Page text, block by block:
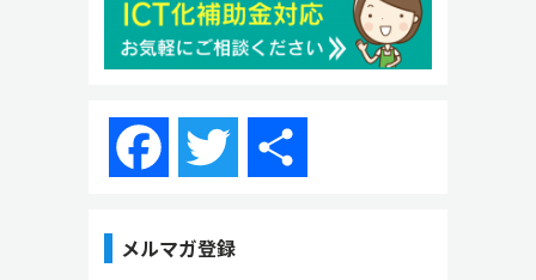
FacebookTwitter
メルマガ登録